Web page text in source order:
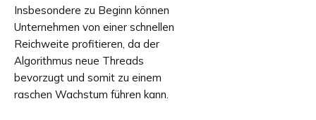
Insbesondere zu Beginn können
Unternehmen von einer schnellen
Reichweite profitieren, da der
Algorithmus neue Threads
bevorzugt und somit zu einem
raschen Wachstum führen kann.